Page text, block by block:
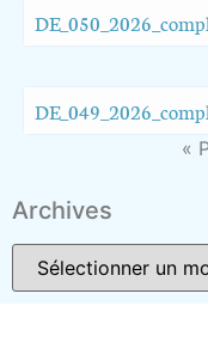
«
Archives